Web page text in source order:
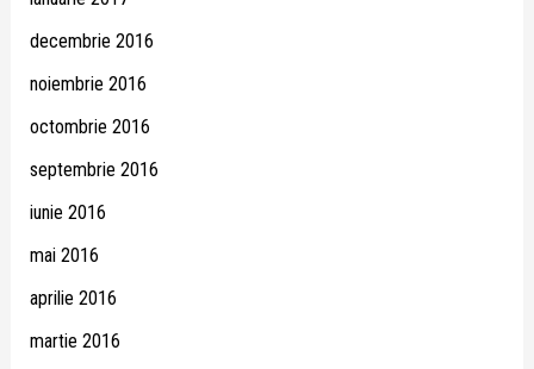
decembrie 2016
noiembrie 2016
octombrie 2016
septembrie 2016
iunie 2016
mai 2016
aprilie 2016
martie 2016